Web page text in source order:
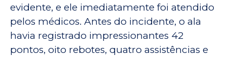
evidente, e ele imediatamente foi atendido
pelos médicos. Antes do incidente, o ala
havia registrado impressionantes 42
pontos, oito rebotes, quatro assistências e